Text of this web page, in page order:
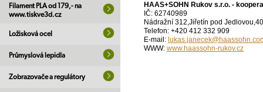
Filament PLA od 179,- na
www.tiskve3d.cz
Ložisková ocel
Průmyslová lepidla
Zobrazovače a regulátory
HAAS+SOHN Rukov s.r.o. -
IČ: 62740989
Nádražní 312,Jiřetín pod
Telefon: +420 412 332 909
E-mail:
WWW: www.haassohn-rukov.cz